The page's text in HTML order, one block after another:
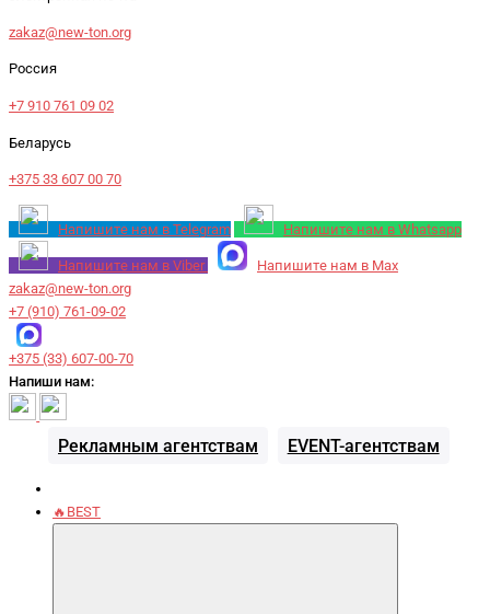
zakaz@new-ton.org
Россия
+7 910 761 09 02
Беларусь
+375 33 607 00 70
Напишите нам в Telegram Напишите нам в Whatsapp
Напишите нам в Viber
Напишите нам в Max
zakaz@new-ton.org
+7 (910) 761-09-02
+375 (33) 607-00-70
Напиши нам:
Рекламным агентствам EVENT-агентствам
🔥BEST